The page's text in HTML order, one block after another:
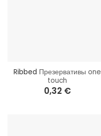
Ribbed Презервативы one
touch
0,32 €